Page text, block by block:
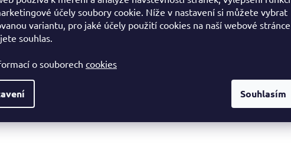
účely soubory cookie. Níže v nastavení si můžete vybrat
variantu, pro jaké účely použití cookies na naší webové stránce
souhlas.
o souborech cookies
Souhlasím